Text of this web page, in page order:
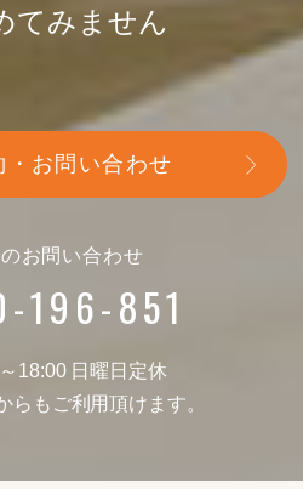
てみません
・お問い合わせ
お問い合わせ
196-851
18:00 日曜日定休
らもご利用頂けます。